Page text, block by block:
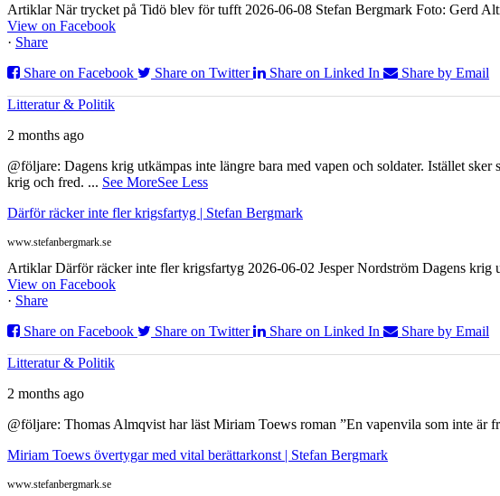
Artiklar När trycket på Tidö blev för tufft 2026-06-08 Stefan Bergmark Foto: Gerd
View on Facebook
· Share
Share on Facebook
Share on Twitter Share on Linked In Share by Email
Litteratur & Politik
2 months ago
@följare: Dagens krig utkämpas inte längre bara med vapen och soldater. Istället
krig och fred. ... See MoreSee Less
Därför räcker inte fler krigsfartyg | Stefan Bergmark
www.stefanbergmark.se
Artiklar Därför räcker inte fler krigsfartyg 2026-06-02 Jesper Nordström Dagens krig
View on Facebook
· Share
Share on Facebook
Share on Twitter Share on Linked In Share by Email
Litteratur & Politik
2 months ago
@följare: Thomas Almqvist har läst Miriam Toews roman ”En vapenvila som inte är
Miriam Toews övertygar med vital berättarkonst | Stefan Bergmark
www.stefanbergmark.se